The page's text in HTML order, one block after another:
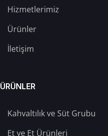
Hizmetlerimiz
Ürünler
İletişim
ÜRÜNLER
Kahvaltılık ve Süt Grubu
Et ve Et Ürünleri